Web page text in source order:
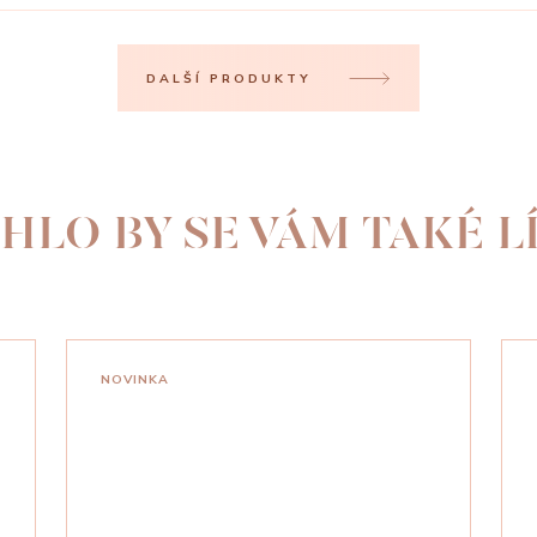
DALŠÍ PRODUKTY
BY SE VÁM TAKÉ
NOVINKA